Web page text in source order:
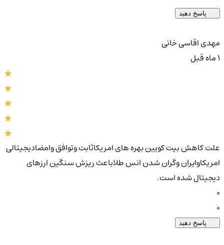
پاسخ دهید
مهدی اقاسی خانی
علت کاهش بیت کویین بهره های امریکاثابت وتوافق وامضادیجیتالی
امریکاوایران وگران شدن انس طلاباعث ریزش سنگین ارزهای
دیجیتال شده است.
پاسخ دهید